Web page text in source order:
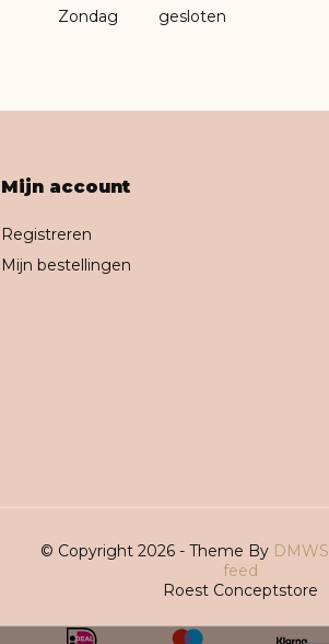
Zondag
gesloten
Mijn account
Registreren
Mijn bestellingen
© Copyright 2026 - Theme By DMWS
feed
Roest Conceptstore